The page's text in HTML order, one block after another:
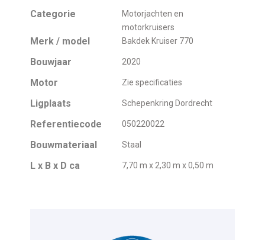
Categorie
Motorjachten en
motorkruisers
Merk / model Bakdek Kruiser 770
Bouwjaar 2020
Motor Zie specificaties
Ligplaats Schepenkring Dordrecht
Referentiecode 050220022
Bouwmateriaal Staal
L x B x D ca 7,70 m x 2,30 m x 0,50 m